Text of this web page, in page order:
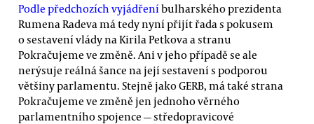
Podle předchozích vyjádření bulharského prezidenta
Rumena Radeva má tedy nyní přijít řada s pokusem
o sestavení vlády na Kirila Petkova a stranu
Pokračujeme ve změně. Ani v jeho případě se ale
nerýsuje reálná šance na její sestavení s podporou
většiny parlamentu. Stejně jako GERB, má také strana
Pokračujeme ve změně jen jednoho věrného
parlamentního spojence — středopravicové